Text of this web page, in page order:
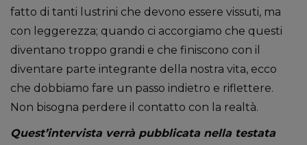
fatto di tanti lustrini che devono essere vissuti, ma
con leggerezza; quando ci accorgiamo che questi
diventano troppo grandi e che finiscono con il
diventare parte integrante della nostra vita, ecco
che dobbiamo fare un passo indietro e riflettere.
Non bisogna perdere il contatto con la realtà.
Quest’intervista verrà pubblicata nella testata